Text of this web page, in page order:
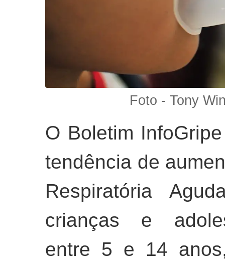
Foto - Tony
O Boletim
tendência de
Respiratória
crianças e
entre 5 e 14